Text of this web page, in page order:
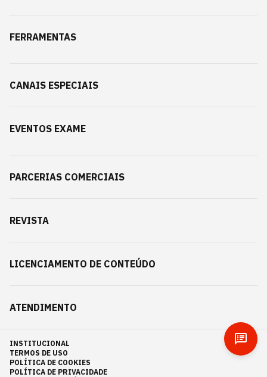
FERRAMENTAS
CANAIS ESPECIAIS
EVENTOS EXAME
PARCERIAS COMERCIAIS
REVISTA
LICENCIAMENTO DE CONTEÚDO
ATENDIMENTO
INSTITUCIONAL
TERMOS DE USO
POLÍTICA DE COOKIES
POLÍTICA DE PRIVACIDADE